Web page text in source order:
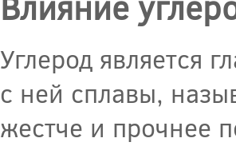
Углерод является
с ней сплавы,
жестче и прочнее